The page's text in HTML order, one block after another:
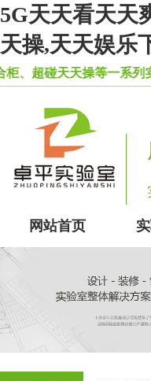
5G天天看天天
天操,天天娱乐
天天操等一系列实验室设
网站首页